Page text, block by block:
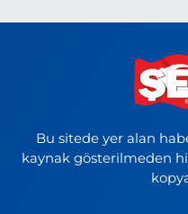
Bu sitede yer alan
kaynak gösterilmeden